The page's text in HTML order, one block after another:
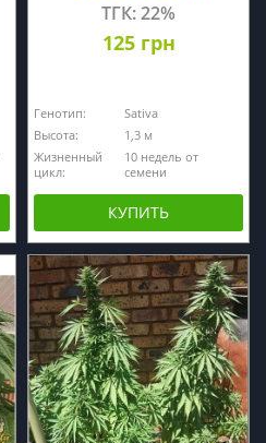
ТГК: 22%
125 грн
Генотип:
Sativa
Высота:
1,3 м
Жизненный
цикл:
10 недель от
семени
КУПИТЬ